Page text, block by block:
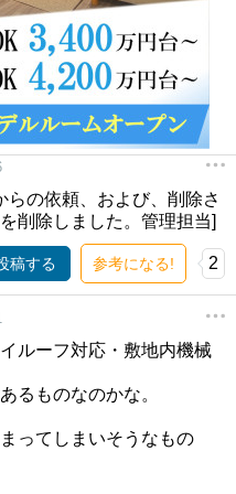
らの依頼、および、削除さ
削除しました。管理担当]
稿する 参考になる! 2
ルーフ対応・敷地内機械
るものなのかな。
ってしまいそうなもの